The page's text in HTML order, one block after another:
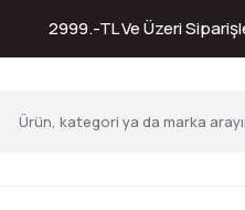
2999.-TL Ve Üzeri